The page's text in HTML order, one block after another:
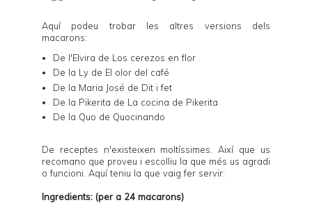
Aquí podeu trobar les altres versions dels
macarons:
De l'Elvira de Los cerezos en flor
De la Ly de El olor del café
De la Maria José de Dit i fet
De la Pikerita de La cocina de Pikerita
De la Quo de Quocinando
De receptes n'existeixen moltíssimes. Així que us
recomano que proveu i escolliu la que més us agradi
o funcioni. Aquí teniu la que vaig fer servir:
Ingredients: (per a 24 macarons)